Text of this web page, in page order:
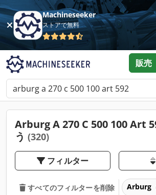
Machineseeker
ストアで無料
販売
Arburg A 270 C 500 100 Art
う (320)
フィルター
すべてのフィルターを削除 Arburg